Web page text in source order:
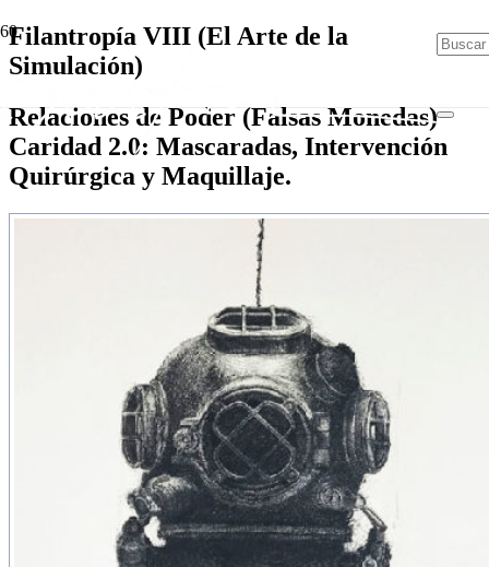
Filantropía VIII (El Arte de la
Simulación)
Relaciones de Poder (Falsas Monedas)
Caridad 2.0: Mascaradas, Intervención
Quirúrgica y Maquillaje.